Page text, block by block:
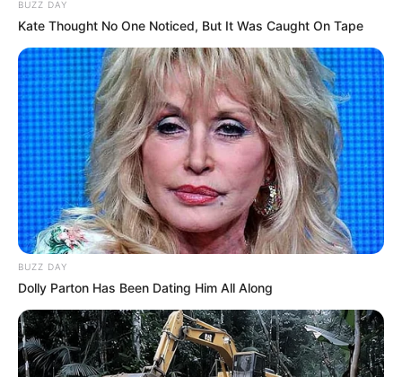
BUZZ DAY
Kate Thought No One Noticed, But It Was Caught On Tape
BUZZ DAY
Dolly Parton Has Been Dating Him All Along